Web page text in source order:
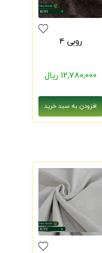
روبی 4
12,780,000 ریال